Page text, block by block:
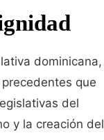
dominicana,
precedentes que
del
y la creación del